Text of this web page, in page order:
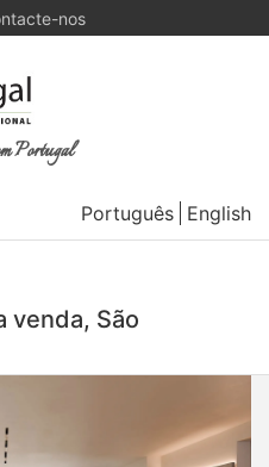
nos
Portugal
Português English
venda, São